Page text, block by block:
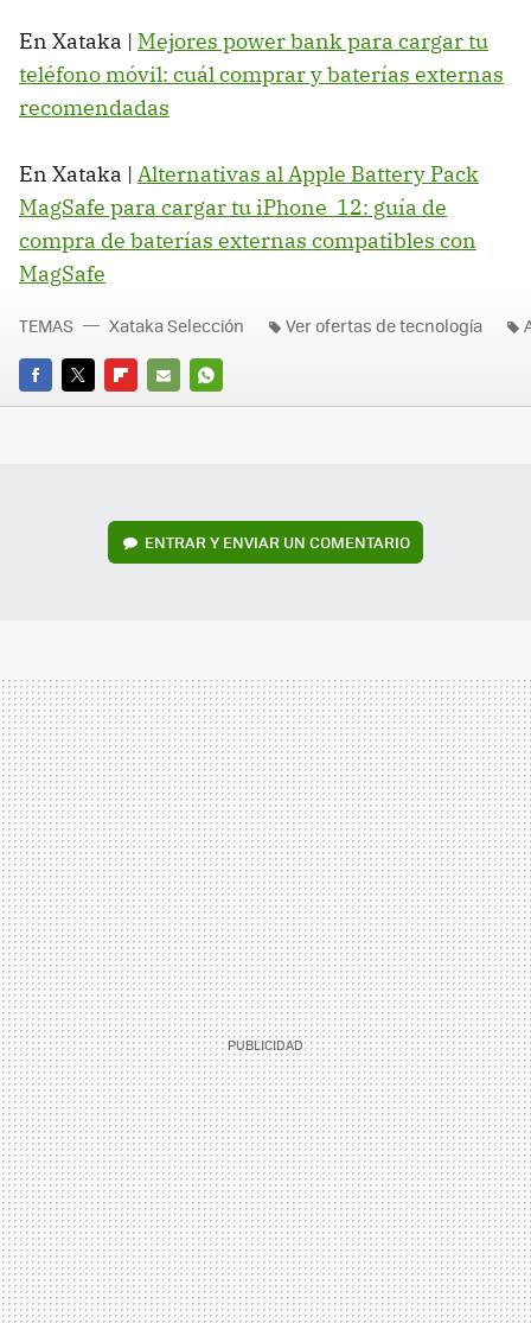
En Xataka | Mejores power bank para cargar tu
teléfono móvil: cuál comprar y baterías externas
recomendadas
En Xataka | Alternativas al Apple Battery Pack
MagSafe para cargar tu iPhone 12: guía de
compra de baterías externas compatibles con
MagSafe
FACEBOOK
TWITTERFLIPBOARD
E-
WHATSAPP
TEMAS Xataka Selección Ver ofertas de tecnología
ENTRAR Y ENVIAR UN COMENTARIO